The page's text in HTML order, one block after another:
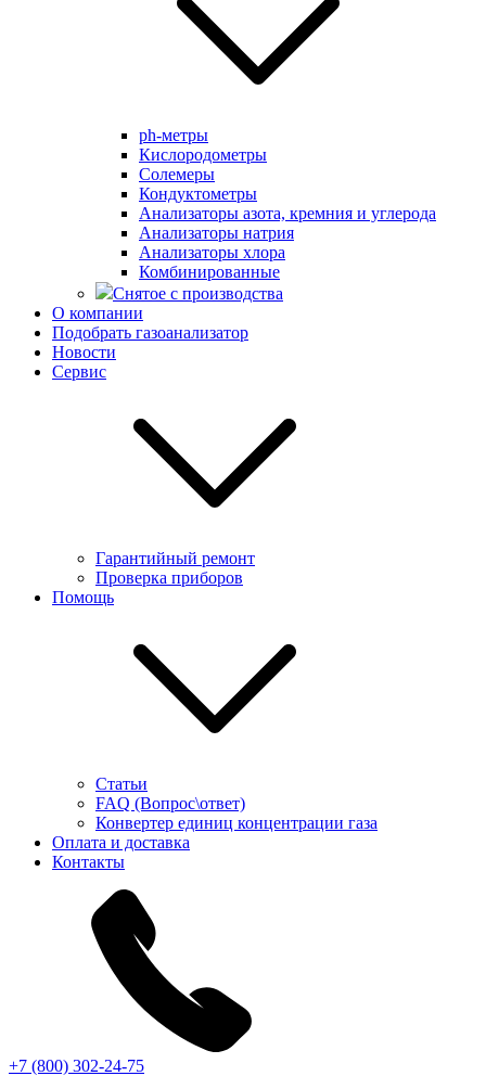
ph-метры
Кислородометры
Солемеры
Кондуктометры
Анализаторы азота, кремния и углерода
Анализаторы натрия
Анализаторы хлора
Комбинированные
Снятое с производства
О компании
Подобрать газоанализатор
Новости
Сервис
Гарантийный ремонт
Проверка приборов
Помощь
Статьи
FAQ (Вопрос\ответ)
Конвертер единиц концентрации газа
Оплата и доставка
Контакты
+7 (800) 302-24-75